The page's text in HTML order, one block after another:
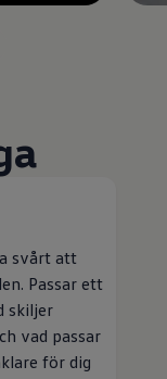
svårt att
Passar ett
skiljer
vad passar
för dig